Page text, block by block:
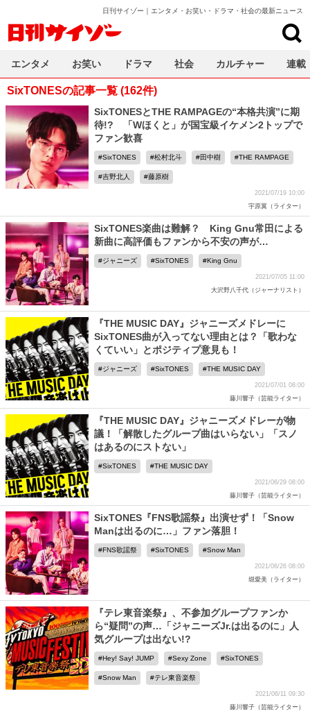
日刊サイゾー｜エンタメ・お笑い・ドラマ・社会の最新ニュース
SixTONESの記事一覧 (162件)
SixTONESとTHE RAMPAGEの“本格共演”に期
待!? 「Wほくと」が国宝級イケメン2トップで
ファン歓喜
SixTONES 松村北斗 田中樹 THE RAMPAGE
吉野北人 藤原樹
2021/07/19 10:00
宇原翼（ライター）
SixTONES楽曲は難解？ King Gnu常田による
新曲に高評価もファンから不安の声が…
ジャニーズ SixTONES King Gnu
2021/07/05 11:00
大沢野八千代（ジャーナリスト）
『THE MUSIC DAY』ジャニーズメドレーに
SixTONES曲が入ってない理由とは？「歌わな
くていい」とポジティプ意見も！
ジャニーズ SixTONES THE MUSIC DAY
2021/07/01 08:00
藤川響子（芸能ライター）
『THE MUSIC DAY』ジャニーズメドレーが物
議！「解散したグループ曲はいらない」「スノ
はあるのにストない」
SixTONES THE MUSIC DAY
2021/06/29 08:00
藤川響子（芸能ライター）
SixTONES『FNS歌謡祭』出演せず！「Snow
Manは出るのに…」ファン落胆！
FNS歌謡祭 SixTONES Snow Man
2021/06/26 08:00
堀愛美（ライター）
『テレ東音楽祭』、不参加グループファンか
ら“疑問”の声…「ジャニーズJr.は出るのに」人
気グループは出ない!?
Hey! Say! JUMP Sexy Zone SixTONES
Snow Man テレ東音楽祭
2021/06/11 09:30
藤川響子（芸能ライター）
エンタメ お笑い ドラマ 社会 カルチャー 連載